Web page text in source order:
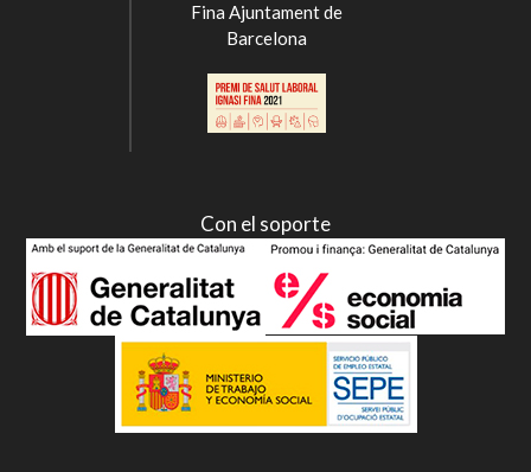
Fina Ajuntament de
Barcelona
Con el soporte